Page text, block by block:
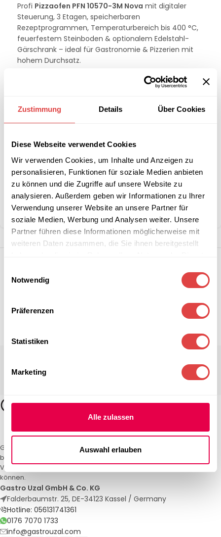
Zustimmung Details Über Cookies
Diese Webseite verwendet Cookies
Wir verwenden Cookies, um Inhalte und Anzeigen zu
personalisieren, Funktionen für soziale Medien anbieten
zu können und die Zugriffe auf unsere Website zu
analysieren. Außerdem geben wir Informationen zu Ihrer
Verwendung unserer Website an unsere Partner für
soziale Medien, Werbung und Analysen weiter. Unsere
Partner führen diese Informationen möglicherweise mit
weiteren Daten zusammen, die Sie ihnen bereitgestellt
Notwendig
Präferenzen
Statistiken
Marketing
Alle zulassen
Auswahl erlauben
Profi Pizzaofen PFN 10570-3M Nova mit digitaler
Steuerung, 3 Etagen, speicherbaren
Rezeptprogrammen, Temperaturbereich bis 400 °C,
feuerfestem Steinboden & optionalem Edelstahl-
Gärschrank – ideal für Gastronomie & Pizzerien mit
hohem Durchsatz.
IN DEN WARENKORB
größeren
Stückzahlen?
B2B-Angebot
anfordern
Kategorie: Pizzaöfen
Teilen:
Gastro Uzal – Ihr Spezialist für Gastronomiemöbel und -textilien. Wir
bieten maßgeschneiderte Lösungen für Restaurants, Hotels und
Veranstaltungen. Qualität und Service, auf die Sie sich verlassen
können.
Gastro Uzal GmbH & Co. KG
Falderbaumstr. 25, DE-34123 Kassel / Germany
Hotline: 056131741361
0176 7070 1733
info@gastrouzal.com